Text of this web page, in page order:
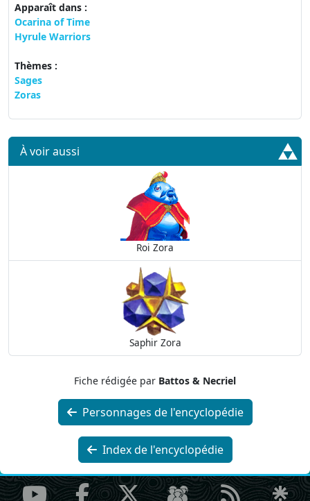
Apparaît dans :
Ocarina of Time
Hyrule Warriors
Thèmes :
Sages
Zoras
À voir aussi
Roi Zora
Saphir Zora
Fiche rédigée par Battos & Necriel
Personnages de l'encyclopédie
Index de l'encyclopédie